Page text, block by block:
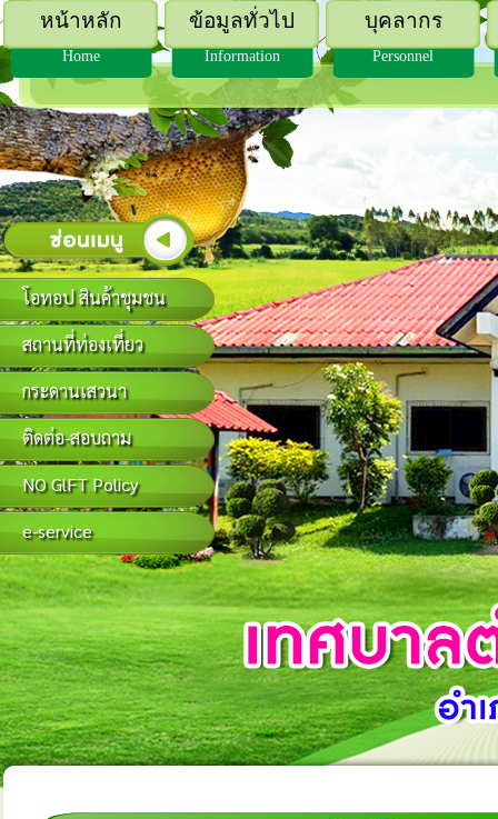
โอทอป สินค้าชุมชน
สถานที่ท่องเที่ยว
กระดานเสวนา
ติดต่อ-สอบถาม
NO GlFT Policy
e-service
หน้าหลัก
Home
ข้อมูลทั่วไป
Information
บุคลากร
Personnel